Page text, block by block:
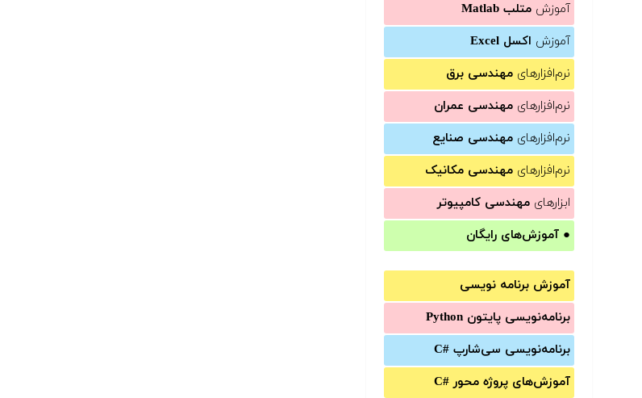
آموزش متلب Matlab
آموزش اکسل Excel
نرم‌افزارهای مهندسی برق
نرم‌افزارهای مهندسی عمران
نرم‌افزارهای مهندسی صنایع
نرم‌افزارهای مهندسی مکانیک
ابزارهای مهندسی کامپیوتر
● آموزش‌های رایگان
آموزش برنامه نویسی
برنامه‌نویسی پایتون Python
برنامه‌‌نویسی سی‌شارپ C#‎
آموزش‌های پروژه محور #C